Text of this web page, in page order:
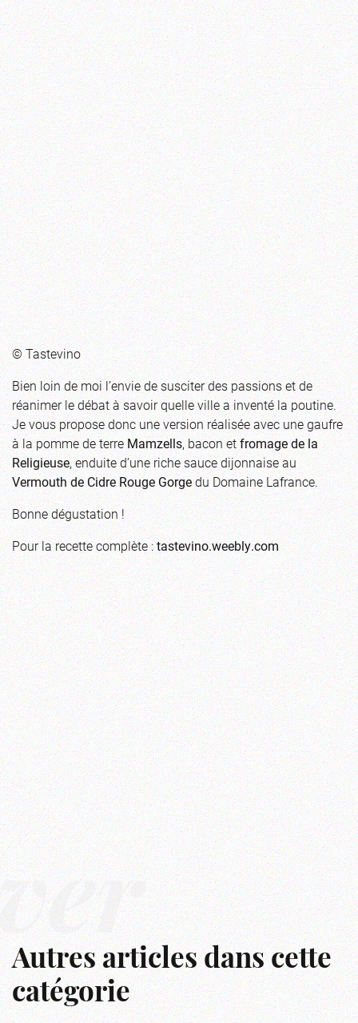
© Tastevino
Bien loin de moi l’envie de susciter des passions et de
réanimer le débat à savoir quelle ville a inventé la poutine.
Je vous propose donc une version réalisée avec une gaufre
à la pomme de terreMamzells, bacon etfromage de la
Religieuse, enduite d’une riche sauce dijonnaise au
Vermouth de Cidre Rouge Gorgedu Domaine Lafrance.
Bonne dégustation !
Pour la recette complète :tastevino.weebly.com
Autres articles dans cette
catégorie